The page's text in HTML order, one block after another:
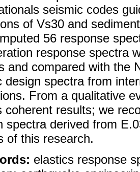
seismic codes
of Vs30 and
56 response
response spectra
and compared with the
design spectra from
From a qualitative
coherent results; we
spectra derived from
of this research.
elastics response